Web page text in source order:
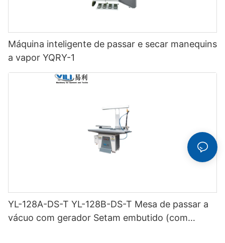
Máquina inteligente de passar e secar manequins
a vapor YQRY-1
YL-128A-DS-T YL-128B-DS-T Mesa de passar a
vácuo com gerador Setam embutido (com